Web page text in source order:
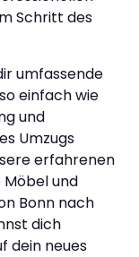
Schritt des
umfassende
einfach wie
und
Umzugs
erfahrenen
und
Bonn nach
dich
dein neues